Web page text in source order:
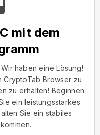
mit dem
haben eine Lösung!
CryptoTab Browser zu
zu erhalten! Beginnen
ein leistungsstarkes
Sie ein stabiles